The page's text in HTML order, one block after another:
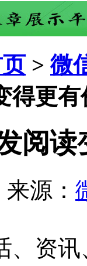
>微
得更有
阅
来源：
、资